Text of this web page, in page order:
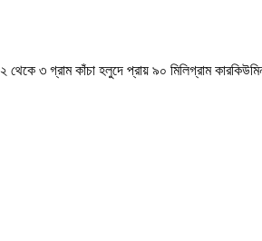
৩ গ্রাম কাঁচা হলুদে প্রায় ৯০ মিলিগ্রাম কারকিউমিন